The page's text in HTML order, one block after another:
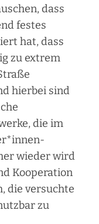
dass
festes
hat, dass
zu extrem
hierbei sind
die im
wieder wird
Kooperation
die versuchte
zu